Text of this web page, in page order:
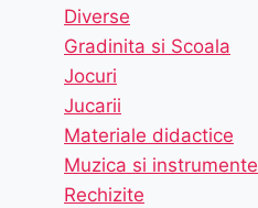
Diverse
Gradinita si Scoala
Jocuri
Jucarii
Materiale didactice
Muzica si instrumente
Rechizite